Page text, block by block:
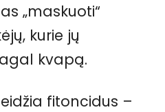
„maskuoti“
kurie jų
kvapą.
fitoncidus –